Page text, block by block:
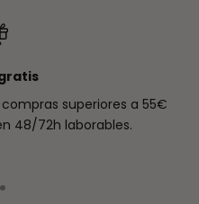
superiores a 55€
48/72h laborables.
artículo 1
al artículo 2
Ir al artículo 3